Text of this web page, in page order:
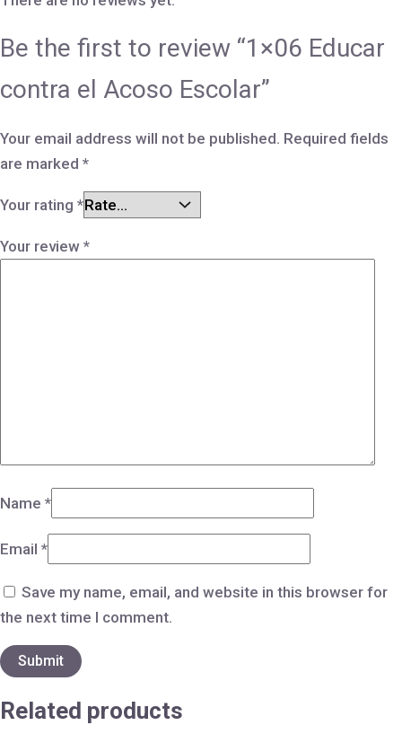
Be the first to review “1×06 Educar
contra el Acoso Escolar”
Your email address will not be published. Required fields
are marked *
Your rating *
Your review *
Name *
Email *
Save my name, email, and website in this browser for
the next time I comment.
Related products